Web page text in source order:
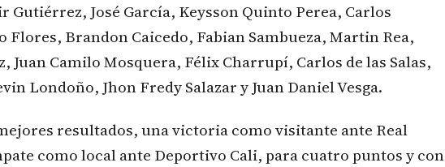
Gutiérrez, José García, Keysson Quinto Perea, Carlos
Flores, Brandon Caicedo, Fabian Sambueza, Martin Rea,
Juan Camilo Mosquera, Félix Charrupí, Carlos de las Salas,
Londoño, Jhon Fredy Salazar y Juan Daniel Vesga.
resultados, una victoria como visitante ante Real
como local ante Deportivo Cali, para cuatro puntos y con